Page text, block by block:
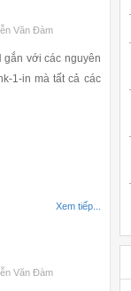
Văn Đàm
với các nguyên
1-in mà tất cả các
Xem tiếp...
Văn Đàm